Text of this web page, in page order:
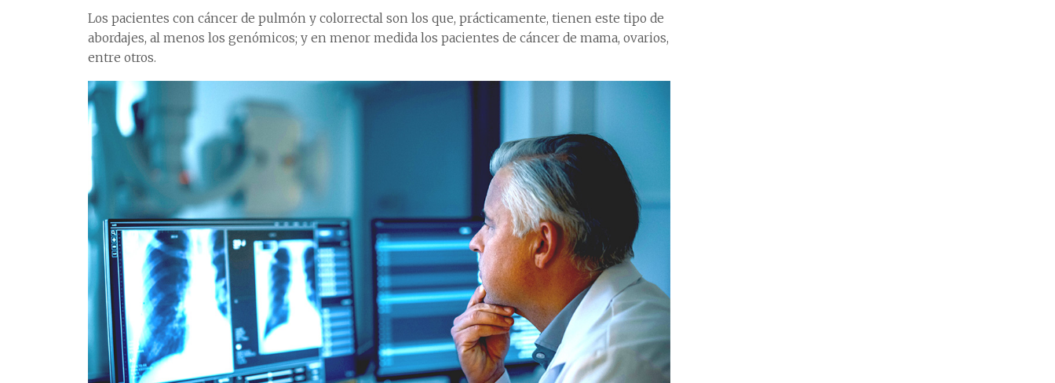
Los pacientes con cáncer de pulmón y colorrectal son los que, prácticamente, tienen este tipo de
abordajes, al menos los genómicos; y en menor medida los pacientes de cáncer de mama, ovarios,
entre otros.